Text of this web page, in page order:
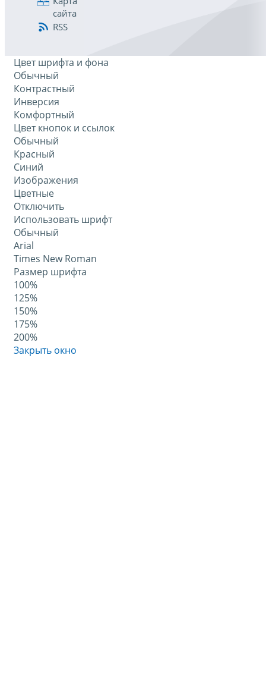
сайта
RSS
Цвет шрифта и фона
Обычный
Контрастный
Инверсия
Комфортный
Цвет кнопок и ссылок
Обычный
Красный
Синий
Изображения
Цветные
Отключить
Использовать шрифт
Обычный
Arial
Times New Roman
Размер шрифта
100%
125%
150%
175%
200%
Закрыть окно